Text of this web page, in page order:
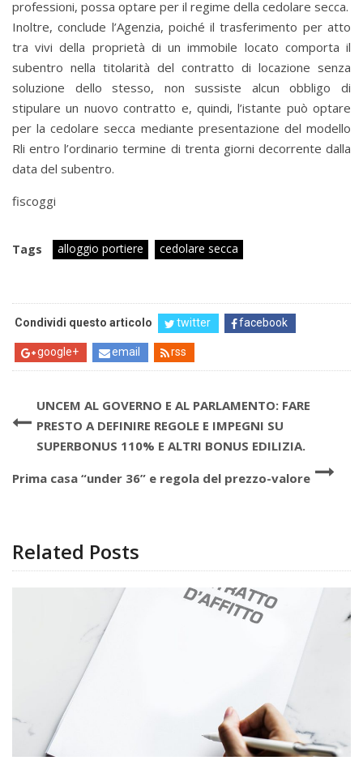
professioni, possa optare per il regime della cedolare secca.
Inoltre, conclude l’Agenzia, poiché il trasferimento per atto
tra vivi della proprietà di un immobile locato comporta il
subentro nella titolarità del contratto di locazione senza
soluzione dello stesso, non sussiste alcun obbligo di
stipulare un nuovo contratto e, quindi, l’istante può optare
per la cedolare secca mediante presentazione del modello
Rli entro l’ordinario termine di trenta giorni decorrente dalla
data del subentro.
fiscoggi
Tags alloggio portiere cedolare secca
Condividi questo articolo twitter facebook
google+ email rss
UNCEM AL GOVERNO E AL PARLAMENTO: FARE
PRESTO A DEFINIRE REGOLE E IMPEGNI SU
SUPERBONUS 110% E ALTRI BONUS EDILIZIA.
Prima casa “under 36” e regola del prezzo-valore
Related Posts